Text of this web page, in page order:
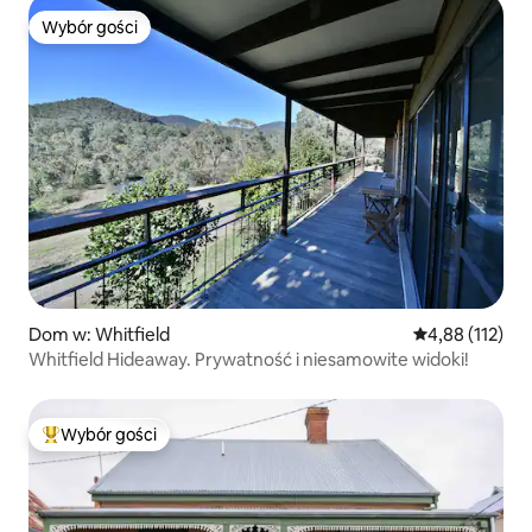
Wybór gości
Wybór gości
Dom w: Whitfield Średnia
4,88 (112)
Whitfield Hideaway. Prywatność i niesamowite widoki!
Najpopularniejsze z kategorii Wybór gości
Wybór gości